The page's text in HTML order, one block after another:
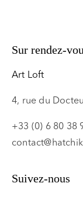
Sur rendez-
Art Loft
4, rue du
+33 (0) 6 80 38
Suivez-nous